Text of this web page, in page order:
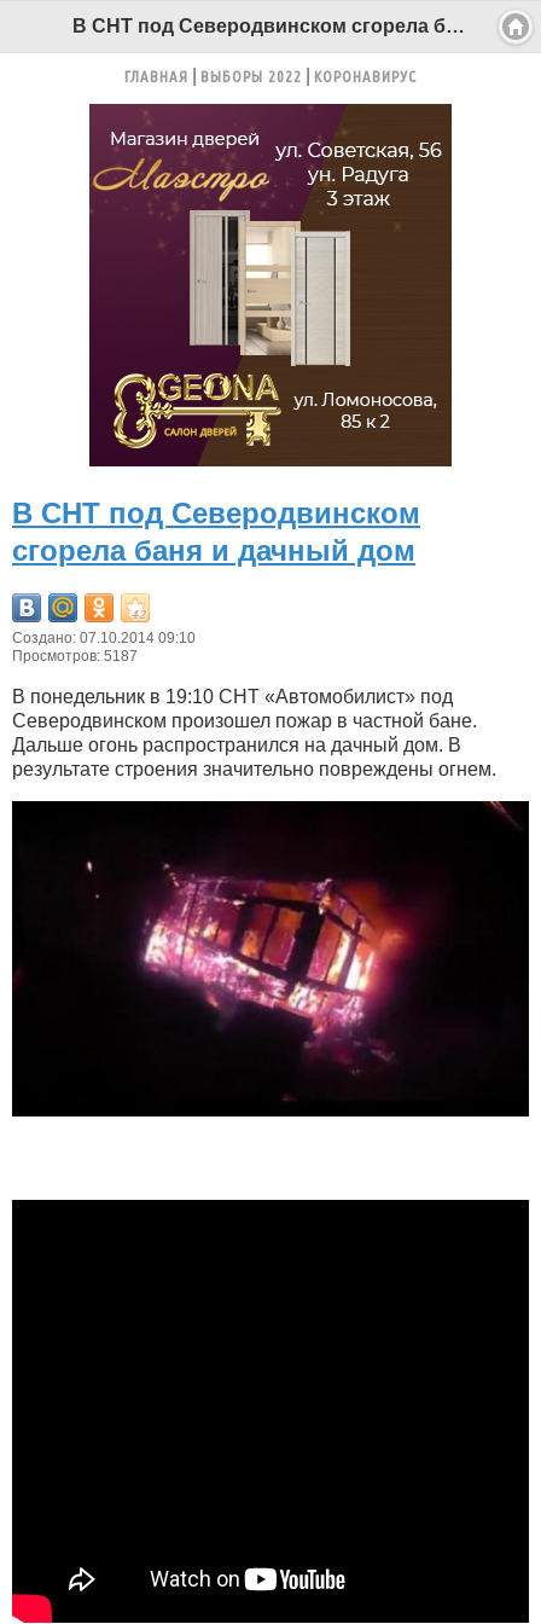
В СНТ под Северодвинском сгорела баня и дачный дом - Беломорканал Северодвинск tv29.ru
ГЛАВНАЯ ВЫБОРЫ 2022 КОРОНАВИРУС
В СНТ под Северодвинском
сгорела баня и дачный дом
Создано: 07.10.2014 09:10
Просмотров: 5187
В понедельник в 19:10 СНТ «Автомобилист» под
Северодвинском произошел пожар в частной бане.
Дальше огонь распространился на дачный дом. В
результате строения значительно повреждены огнем.